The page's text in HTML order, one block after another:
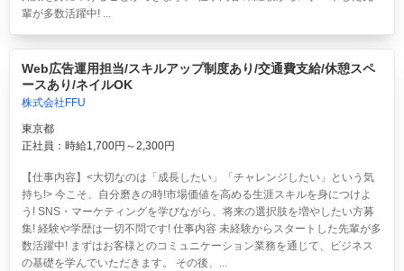
輩が多数活躍中! ...
Web広告運用担当/スキルアップ制度あり/交通費支給/休憩スペ
ースあり/ネイルOK
株式会社FFU
東京都
正社員：時給1,700円～2,300円
【仕事内容】<大切なのは「成長したい」「チャレンジしたい」という気
持ち!> 今こそ、自分磨きの時!市場価値を高める生涯スキルを身につけよ
う! SNS・マーケティングを学びながら、将来の選択肢を増やしたい方募
集! 経験や学歴は一切不問です! 仕事内容 未経験からスタートした先輩が多
数活躍中! まずはお客様とのコミュニケーション業務を通じて、ビジネス
の基礎を学んでいただきます。 その後、...